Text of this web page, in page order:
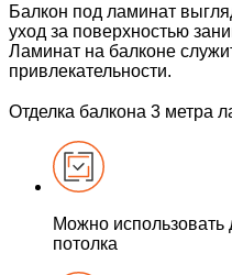
Балкон под ламинат
уход за поверхностью
Ламинат на балконе
привлекательности.
Отделка балкона 3 метра
Можно использовать
потолка